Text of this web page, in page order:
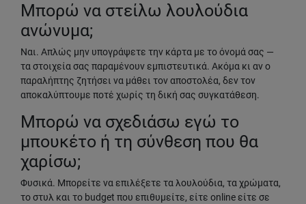
Μπορώ να στείλω λουλούδια
ανώνυμα;
Ναι. Απλώς μην υπογράψετε την κάρτα με το όνομά σας —
τα στοιχεία σας παραμένουν εμπιστευτικά. Ακόμα κι αν ο
παραλήπτης ζητήσει να μάθει τον αποστολέα, δεν τον
αποκαλύπτουμε ποτέ χωρίς τη δική σας συγκατάθεση.
Μπορώ να σχεδιάσω εγώ το
μπουκέτο ή τη σύνθεση που θα
χαρίσω;
Φυσικά. Μπορείτε να επιλέξετε τα λουλούδια, τα χρώματα,
το στυλ και το budget που επιθυμείτε, είτε online είτε σε